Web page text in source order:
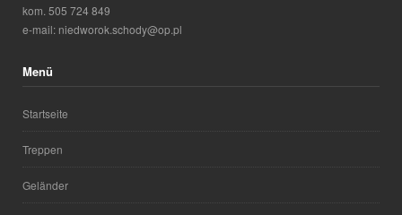
kom. 505 724 849
e-mail: niedworok.schody@op.pl
Menü
Startseite
Treppen
Geländer